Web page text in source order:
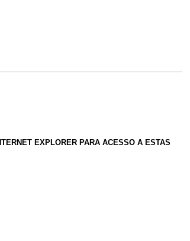
EXPLORER PARA ACESSO A ESTAS